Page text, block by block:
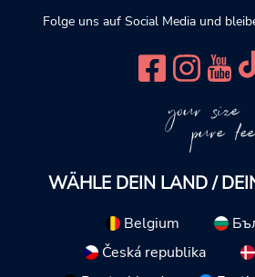
Folge uns auf Social Media und
your size
pure
WÄHLE DEIN LAND /
Belgium
Česká republika